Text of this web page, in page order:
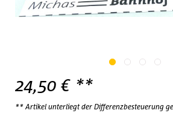
24,50 € **
** Artikel unterliegt der Differenzbesteuerung